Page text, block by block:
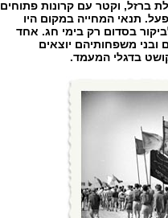
ברזל, וקטר עם קרונות פתוחים
תנאי המחייה במקום היו
בסדום רק בימי חג. אחד
משפחותיהם יוצאים
בדגלי המעמד.